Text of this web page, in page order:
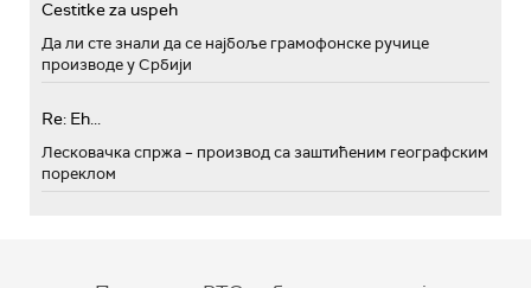
Cestitke za uspeh
Да ли сте знали да се најбоље грамофонске ручице
производе у Србији
Re: Eh...
Лесковачка спржа – производ са заштићеним географским
пореклом